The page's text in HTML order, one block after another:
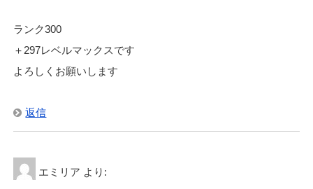
ランク300
＋297レベルマックスです
よろしくお願いします
返信
エミリア より: